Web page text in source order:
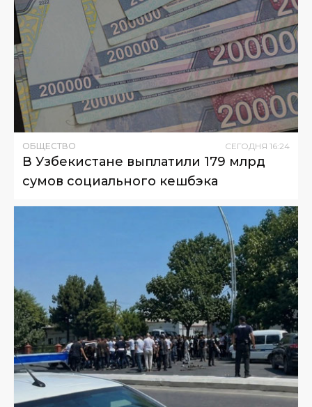
ОБЩЕСТВО СЕГОДНЯ 16:24
В Узбекистане выплатили 179 млрд
сумов социального кешбэка